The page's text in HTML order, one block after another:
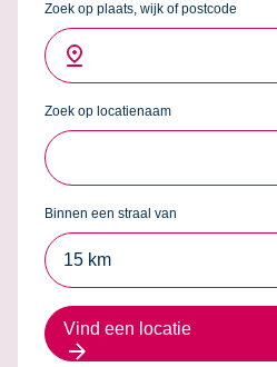
Zoek op plaats, wijk of postcode
Zoek op locatienaam
Binnen een straal van
15 km
Vind een locatie